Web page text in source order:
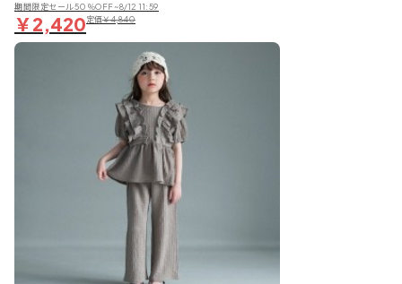
期間限定セール50％OFF~8/12 11:59
￥2,420定価￥4,840